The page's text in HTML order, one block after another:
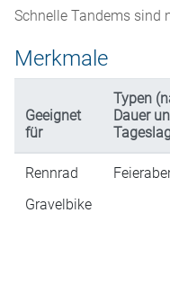
Schnelle Tandems sind
Merkmale
Geeignet
für
Typen
Dauer
Rennrad
Gravelbike